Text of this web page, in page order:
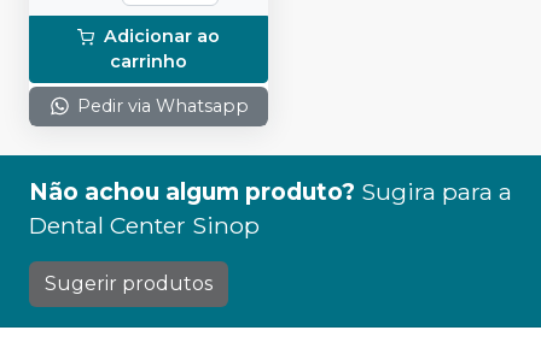
Adicionar ao
carrinho
Pedir via Whatsapp
Não achou algum produto? Sugira para a
Dental Center Sinop
Sugerir produtos